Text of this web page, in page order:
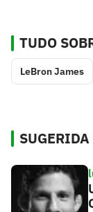
TUDO
LeBron James